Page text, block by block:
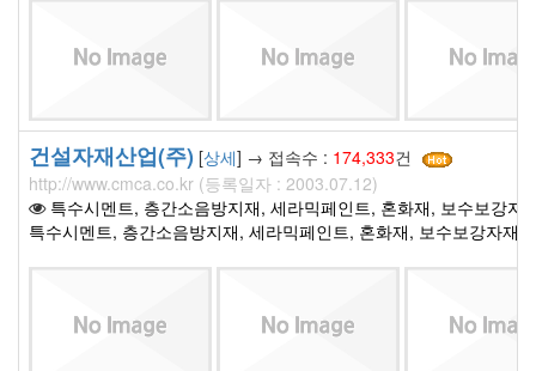
건설자재산업(주) [상세] → 접속수 : 174,333건
http://www.cmca.co.kr (등록일자 : 2003.07.12)
특수시멘트, 층간소음방지재, 세라믹페인트, 혼화재, 보수보강자
특수시멘트, 층간소음방지재, 세라믹페인트, 혼화재, 보수보강자재,